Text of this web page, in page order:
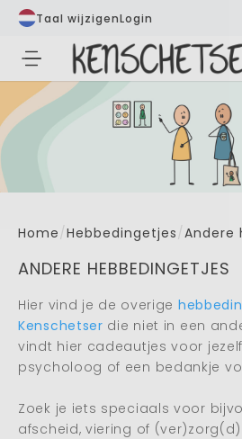
Taal wijzigenLogin
Home /Hebbedingetjes /Andere
ANDERE HEBBEDINGETJES
Hier vind je de overige
Kenschetser die niet in een
vindt hier cadeautjes voor
psycholoog of een bedankje
Zoek je iets speciaals voor
afscheid, viering of